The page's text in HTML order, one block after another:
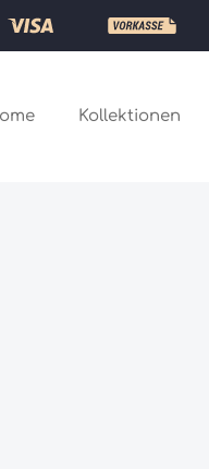
Kollektionen